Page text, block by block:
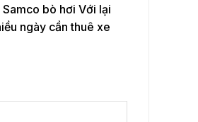
bò hơi Với lại
ngày cần thuê xe